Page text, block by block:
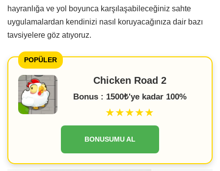
hayranlığa ve yol boyunca karşılaşabileceğiniz sahte
uygulamalardan kendinizi nasıl koruyacağınıza dair bazı
tavsiyelere göz atıyoruz.
POPÜLER
Chicken Road 2
Bonus : 1500₺'ye kadar 100%
★★★★★
BONUSUMU AL